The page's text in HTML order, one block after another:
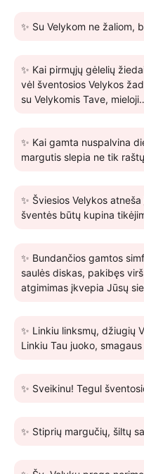
✨ Su Velykom ne žaliom,
✨ Kai pirmųjų gėlelių
vėl šventosios Velykos
su Velykomis Tave,
✨ Kai gamta nuspalvina
margutis slepia ne tik
✨ Šviesios Velykos
šventės būtų kupina
✨ Bundančios gamtos
saulės diskas, pakibęs
atgimimas įkvepia Jūsų
✨ Linkiu linksmų, džiugių
Linkiu Tau juoko,
✨ Sveikinu! Tegul
✨ Stiprių margučių, šiltų